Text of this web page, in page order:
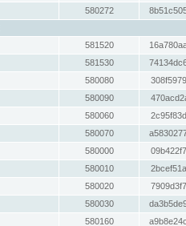
580272
581520
581530
580080
580090
580060
580070
580000
580010
580020
580030
580160